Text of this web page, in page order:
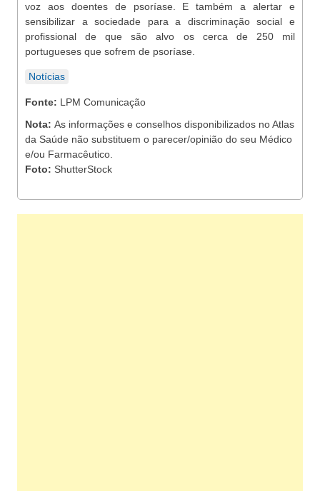
voz aos doentes de psoríase. E também a alertar e
sensibilizar a sociedade para a discriminação social e
profissional de que são alvo os cerca de 250 mil
portugueses que sofrem de psoríase.
Notícias
Fonte: LPM Comunicação
Nota: As informações e conselhos disponibilizados no Atlas
da Saúde não substituem o parecer/opinião do seu Médico
e/ou Farmacêutico.
Foto: ShutterStock